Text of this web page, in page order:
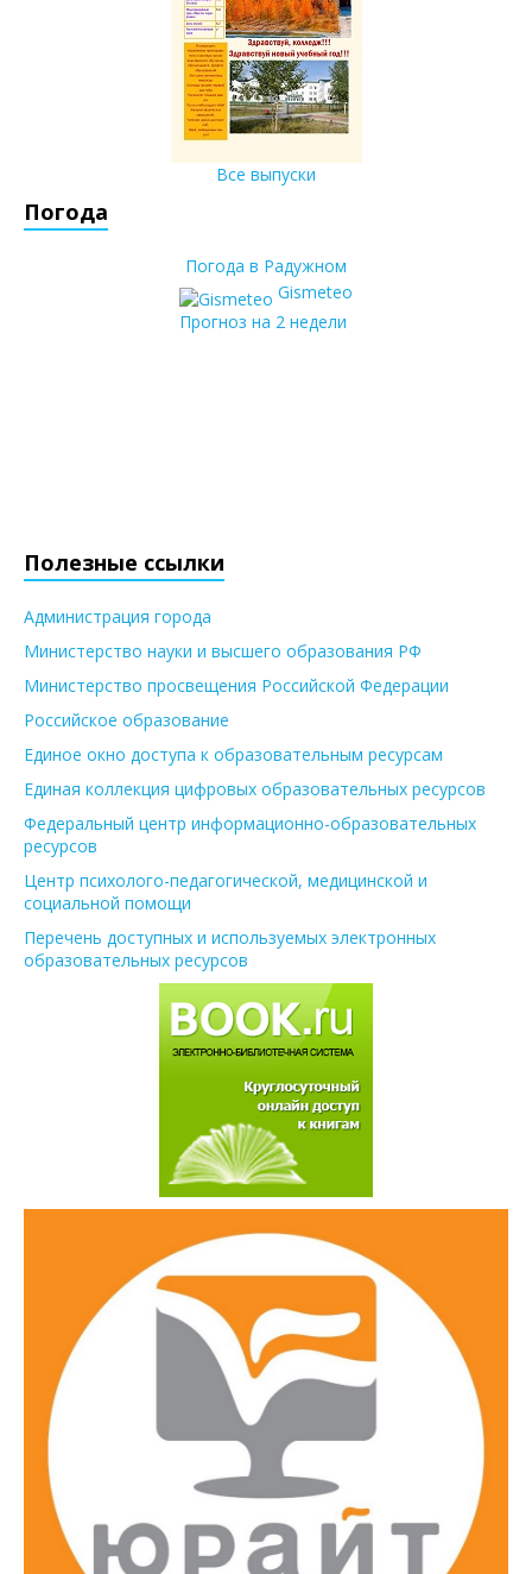
Все выпуски
Погода
Погода в Радужном
Gismeteo
Прогноз на 2 недели
Полезные ссылки
Администрация города
Министерство науки и высшего образования РФ
Министерство просвещения Российской Федерации
Российское образование
Единое окно доступа к образовательным ресурсам
Единая коллекция цифровых образовательных ресурсов
Федеральный центр информационно-образовательных
ресурсов
Центр психолого-педагогической, медицинской и
социальной помощи
Перечень доступных и используемых электронных
образовательных ресурсов